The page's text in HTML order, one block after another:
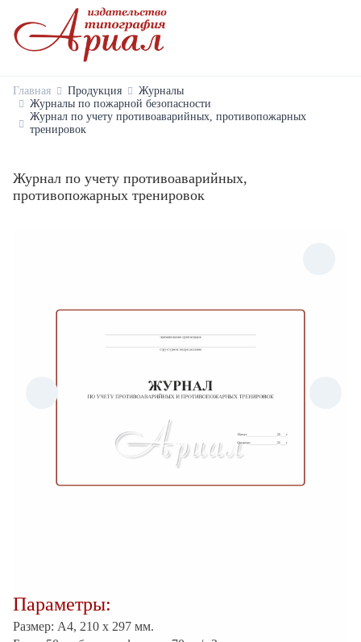
Главная Продукция
Журналы
Журналы по пожарной безопасности
Журнал по учету противоаварийных, противопожарных
тренировок
Журнал по учету противоаварийных,
противопожарных тренировок
Параметры:
Размер: А4, 210 х 297 мм.